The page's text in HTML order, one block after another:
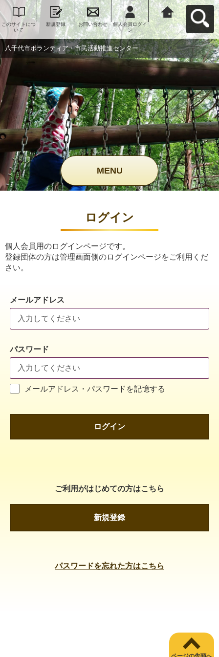
このサイトにつ
いて
新規登録 お問い合わせ
個人会員ログイ
ン
八千代市ボラン
ティア・市民活
動推進センター
へ戻る
八千代市ボランティア・市民活動推進センター
MENU
ログイン
個人会員用のログインページです。
登録団体の方は管理画面側のログインページをご利用くだ
さい。
メールアドレス
パスワード
メールアドレス・パスワードを記憶する
ログイン
ご利用がはじめての方はこちら
新規登録
パスワードを忘れた方はこちら